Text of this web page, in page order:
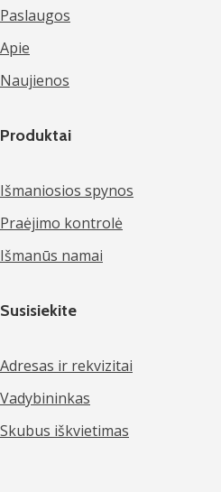
Paslaugos
Apie
Naujienos
Produktai
Išmaniosios spynos
Praėjimo kontrolė
Išmanūs namai
Susisiekite
Adresas ir rekvizitai
Vadybininkas
Skubus iškvietimas